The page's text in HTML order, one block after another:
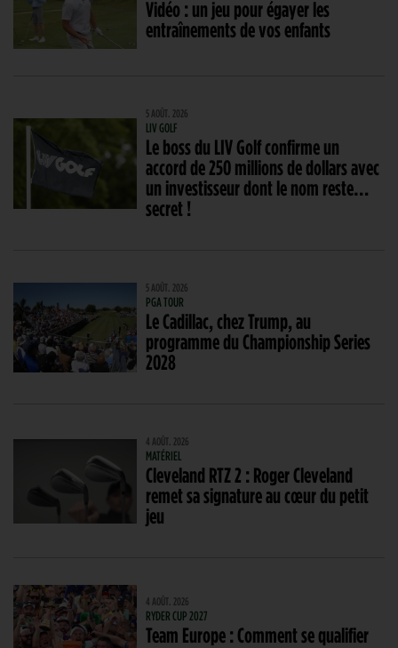
Vidéo : un jeu pour égayer les
entraînements de vos enfants
5 AOÛT. 2026
LIV GOLF
Le boss du LIV Golf confirme un
accord de 250 millions de dollars avec
un investisseur dont le nom reste…
secret !
5 AOÛT. 2026
PGA TOUR
Le Cadillac, chez Trump, au
programme du Championship Series
2028
4 AOÛT. 2026
MATÉRIEL
Cleveland RTZ 2 : Roger Cleveland
remet sa signature au cœur du petit
jeu
4 AOÛT. 2026
RYDER CUP 2027
Team Europe : Comment se qualifier